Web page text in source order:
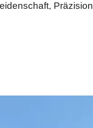
Präzision